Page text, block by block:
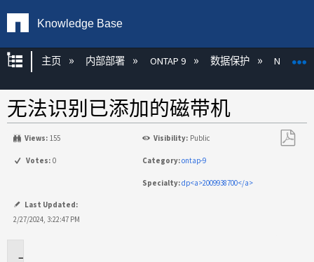
Knowledge Base
扩展/隐缩全局层次
主页 内部部署 ONTAP 9 数据保护 NDMP
无法识别已添加的磁带机
Views: 155 Visibility: Public
Votes: 0 Category:ontap-9
Specialty:dp<a>2009938700</a>
Last Updated:
2/27/2024, 3:22:47 PM